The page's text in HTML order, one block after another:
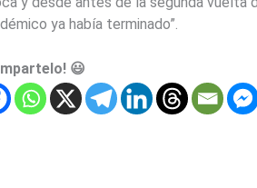
ya había terminado”.
😃